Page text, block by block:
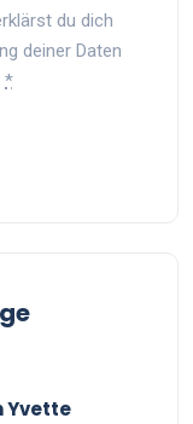
du dich
deiner Daten
*
Yvette